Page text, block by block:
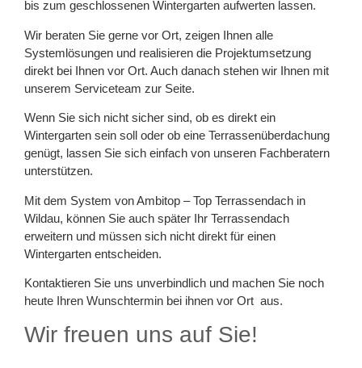
bis zum geschlossenen Wintergarten aufwerten lassen.
Wir beraten Sie gerne vor Ort, zeigen Ihnen alle
Systemlösungen und realisieren die Projektumsetzung
direkt bei Ihnen vor Ort. Auch danach stehen wir Ihnen mit
unserem Serviceteam zur Seite.
Wenn Sie sich nicht sicher sind, ob es direkt ein
Wintergarten sein soll oder ob eine Terrassenüberdachung
genügt, lassen Sie sich einfach von unseren Fachberatern
unterstützen.
Mit dem System von Ambitop – Top Terrassendach in
Wildau, können Sie auch später Ihr Terrassendach
erweitern und müssen sich nicht direkt für einen
Wintergarten entscheiden.
Kontaktieren Sie uns unverbindlich und machen Sie noch
heute Ihren Wunschtermin bei ihnen vor Ort aus.
Wir freuen uns auf Sie!